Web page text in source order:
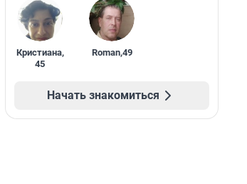
Кристиана,
45
Roman,49
Начать знакомиться